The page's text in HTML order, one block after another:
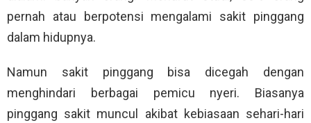
pernah atau berpotensi mengalami sakit pinggang
dalam hidupnya.
Namun sakit pinggang bisa dicegah dengan
menghindari berbagai pemicu nyeri. Biasanya
pinggang sakit muncul akibat kebiasaan sehari-hari